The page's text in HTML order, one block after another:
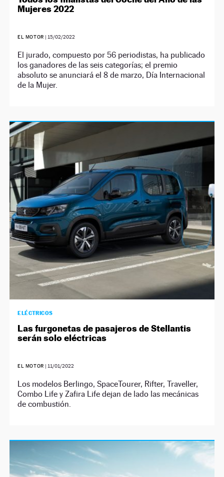
Mujeres 2022
EL MOTOR | 15/02/2022
El jurado, compuesto por 56 periodistas, ha publicado
los ganadores de las seis categorías; el premio
absoluto se anunciará el 8 de marzo, Día Internacional
de la Mujer.
ELÉCTRICOS
Las furgonetas de pasajeros de Stellantis
serán solo eléctricas
EL MOTOR | 11/01/2022
Los modelos Berlingo, SpaceTourer, Rifter, Traveller,
Combo Life y Zafira Life dejan de lado las mecánicas
de combustión.